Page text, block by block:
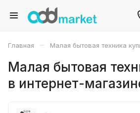
Главная – Малая бытовая техника
Малая бытовая
в интернет-